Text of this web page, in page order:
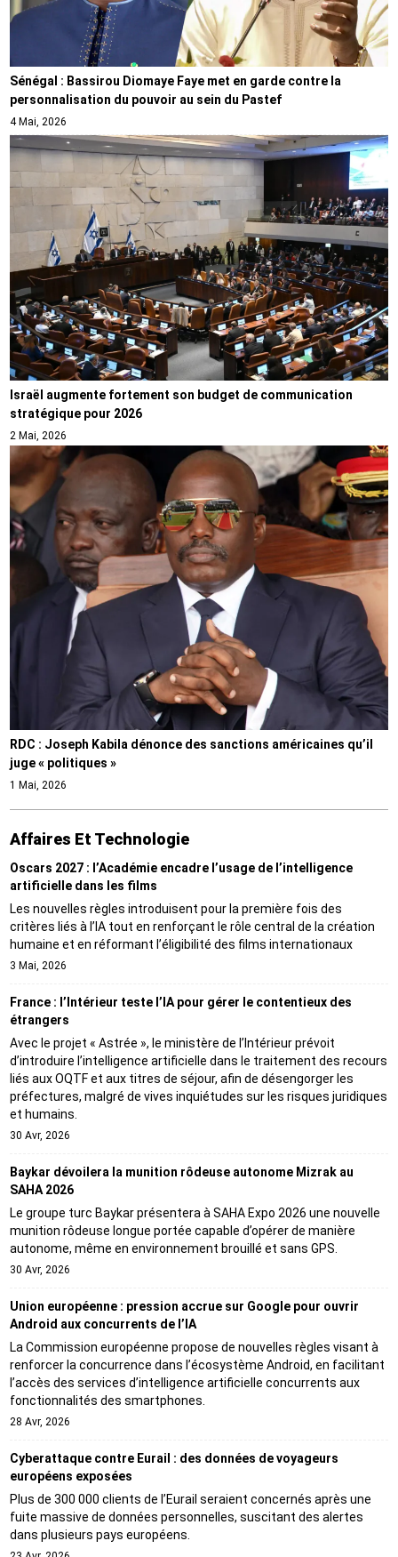
Sénégal : Bassirou Diomaye Faye met en garde contre la
personnalisation du pouvoir au sein du Pastef
4 Mai, 2026
Israël augmente fortement son budget de communication
stratégique pour 2026
2 Mai, 2026
RDC : Joseph Kabila dénonce des sanctions américaines qu’il
juge « politiques »
1 Mai, 2026
Affaires Et Technologie
Oscars 2027 : l’Académie encadre l’usage de l’intelligence
artificielle dans les films
Les nouvelles règles introduisent pour la première fois des
critères liés à l’IA tout en renforçant le rôle central de la création
humaine et en réformant l’éligibilité des films internationaux
3 Mai, 2026
France : l’Intérieur teste l’IA pour gérer le contentieux des
étrangers
Avec le projet « Astrée », le ministère de l’Intérieur prévoit
d’introduire l’intelligence artificielle dans le traitement des recours
liés aux OQTF et aux titres de séjour, afin de désengorger les
préfectures, malgré de vives inquiétudes sur les risques juridiques
et humains.
30 Avr, 2026
Baykar dévoilera la munition rôdeuse autonome Mizrak au
SAHA 2026
Le groupe turc Baykar présentera à SAHA Expo 2026 une nouvelle
munition rôdeuse longue portée capable d’opérer de manière
autonome, même en environnement brouillé et sans GPS.
30 Avr, 2026
Union européenne : pression accrue sur Google pour ouvrir
Android aux concurrents de l’IA
La Commission européenne propose de nouvelles règles visant à
renforcer la concurrence dans l’écosystème Android, en facilitant
l’accès des services d’intelligence artificielle concurrents aux
fonctionnalités des smartphones.
28 Avr, 2026
Cyberattaque contre Eurail : des données de voyageurs
européens exposées
Plus de 300 000 clients de l’Eurail seraient concernés après une
fuite massive de données personnelles, suscitant des alertes
dans plusieurs pays européens.